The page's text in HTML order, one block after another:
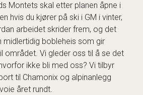
Montets skal etter planen åpne i
hvis du kjører på ski i GM i vinter,
arbeidet skrider frem, og det
midlertidig bobleheis som gir
området. Vi gleder oss til å se det
ikke bli med oss? Vi tilbyr
til Chamonix og alpinanlegg
året rundt.